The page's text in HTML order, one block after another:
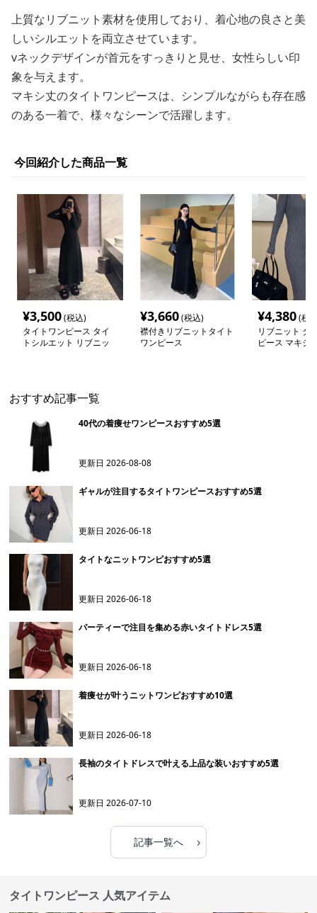
上質なリブニット素材を使用しており、着心地の良さと美
しいシルエットを両立させています。
vネックデザインが首元をすっきりと見せ、女性らしい印
象を与えます。
マキシ丈のタイトワンピースは、シンプルながらも存在感
のある一着で、様々なシーンで活躍します。
今回紹介した商品一覧
¥3,500(税込)
タイトワンピース タイ
トシルエット リブニッ
¥3,660(税込)
襟付きリブニットタイト
ワンピース
¥4,380(税
リブニット タ
ピース マキシ
おすすめ記事一覧
40代の着痩せワンピースおすすめ5選
更新日2026-08-08
ギャルが注目するタイトワンピースおすすめ5選
更新日2026-06-18
タイトなニットワンピおすすめ5選
更新日2026-06-18
パーティーで注目を集める赤いタイトドレス5選
更新日2026-06-18
着痩せが叶うニットワンピおすすめ10選
更新日2026-06-18
長袖のタイトドレスで叶える上品な装いおすすめ5選
更新日2026-07-10
記事一覧へ ›
タイトワンピース 人気アイテム